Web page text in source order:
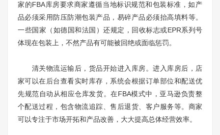
家的FBA库房要求商家遵循当地标识规范和包装标准，如产
品必须采用防压防潮包装产品，易碎产品必须抬高填料等。
一些国家（如德国和法国）还规定，回收标志或EPR系列号
体现在包装上，不然产品有可能被回绝或面临惩罚。
清关物流运输后，货品开始进入库房。进入库房后，店
家可以在后台查看实时库存，系统会根据订单部位和配送优
先规范自动从相应仓库发货。在FBA模式中，亚马逊负责整
个配送过程，包含物流追踪、售后退货、客户服务等。商家
可以专注于市场开拓和产品改善，大大提高总体经营效率。